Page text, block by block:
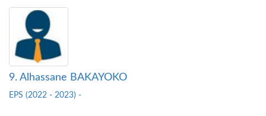
9. Alhassane BAKAYOKO
EPS (2022 - 2023) -